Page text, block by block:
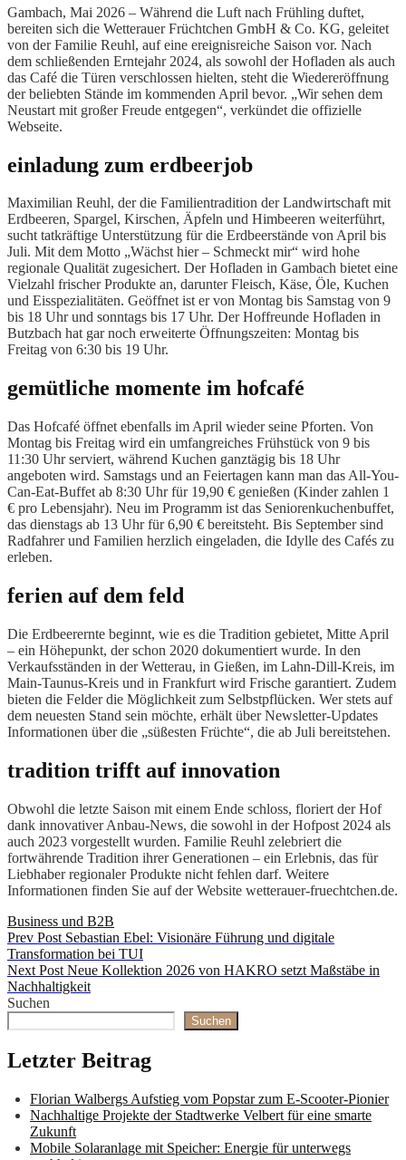
Gambach, Mai 2026 – Während die Luft nach Frühling duftet,
bereiten sich die Wetterauer Früchtchen GmbH & Co. KG, geleitet
von der Familie Reuhl, auf eine ereignisreiche Saison vor. Nach
dem schließenden Erntejahr 2024, als sowohl der Hofladen als auch
das Café die Türen verschlossen hielten, steht die Wiedereröffnung
der beliebten Stände im kommenden April bevor. „Wir sehen dem
Neustart mit großer Freude entgegen“, verkündet die offizielle
Webseite.
einladung zum erdbeerjob
Maximilian Reuhl, der die Familientradition der Landwirtschaft mit
Erdbeeren, Spargel, Kirschen, Äpfeln und Himbeeren weiterführt,
sucht tatkräftige Unterstützung für die Erdbeerstände von April bis
Juli. Mit dem Motto „Wächst hier – Schmeckt mir“ wird hohe
regionale Qualität zugesichert. Der Hofladen in Gambach bietet eine
Vielzahl frischer Produkte an, darunter Fleisch, Käse, Öle, Kuchen
und Eisspezialitäten. Geöffnet ist er von Montag bis Samstag von 9
bis 18 Uhr und sonntags bis 17 Uhr. Der Hoffreunde Hofladen in
Butzbach hat gar noch erweiterte Öffnungszeiten: Montag bis
Freitag von 6:30 bis 19 Uhr.
gemütliche momente im hofcafé
Das Hofcafé öffnet ebenfalls im April wieder seine Pforten. Von
Montag bis Freitag wird ein umfangreiches Frühstück von 9 bis
11:30 Uhr serviert, während Kuchen ganztägig bis 18 Uhr
angeboten wird. Samstags und an Feiertagen kann man das All-You-
Can-Eat-Buffet ab 8:30 Uhr für 19,90 € genießen (Kinder zahlen 1
€ pro Lebensjahr). Neu im Programm ist das Seniorenkuchenbuffet,
das dienstags ab 13 Uhr für 6,90 € bereitsteht. Bis September sind
Radfahrer und Familien herzlich eingeladen, die Idylle des Cafés zu
erleben.
ferien auf dem feld
Die Erdbeerernte beginnt, wie es die Tradition gebietet, Mitte April
– ein Höhepunkt, der schon 2020 dokumentiert wurde. In den
Verkaufsständen in der Wetterau, in Gießen, im Lahn-Dill-Kreis, im
Main-Taunus-Kreis und in Frankfurt wird Frische garantiert. Zudem
bieten die Felder die Möglichkeit zum Selbstpflücken. Wer stets auf
dem neuesten Stand sein möchte, erhält über Newsletter-Updates
Informationen über die „süßesten Früchte“, die ab Juli bereitstehen.
tradition trifft auf innovation
Obwohl die letzte Saison mit einem Ende schloss, floriert der Hof
dank innovativer Anbau-News, die sowohl in der Hofpost 2024 als
auch 2023 vorgestellt wurden. Familie Reuhl zelebriert die
fortwährende Tradition ihrer Generationen – ein Erlebnis, das für
Liebhaber regionaler Produkte nicht fehlen darf. Weitere
Informationen finden Sie auf der Website wetterauer-fruechtchen.de.
Categories
Business und B2B
Beitragsnavigation
Previous
Post
Prev Post Sebastian Ebel: Visionäre Führung und digitale
Transformation bei TUI
Next
Post
Next Post Neue Kollektion 2026 von HAKRO setzt Maßstäbe in
Nachhaltigkeit
Suchen
Suchen
Letzter Beitrag
Florian Walbergs Aufstieg vom Popstar zum E-Scooter-Pionier
Nachhaltige Projekte der Stadtwerke Velbert für eine smarte
Zukunft
Mobile Solaranlage mit Speicher: Energie für unterwegs